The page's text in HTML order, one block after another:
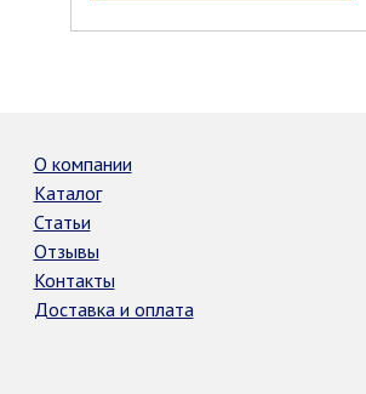
О компании
Каталог
Статьи
Отзывы
Контакты
Доставка и оплата